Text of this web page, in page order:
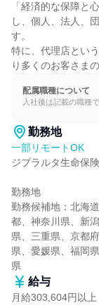
「経済的な保障と
し、個人、法人、
す。
特に、代理店とい
り多くのお客さま
配属職種について
入社後は記載の職種
勤務地
一部リモートOK
ジブラルタ生命保
勤務地
勤務候補地：北海
都、神奈川県、新
県、三重県、京都
県、愛媛県、福岡
県
給与
月給303,604円以上